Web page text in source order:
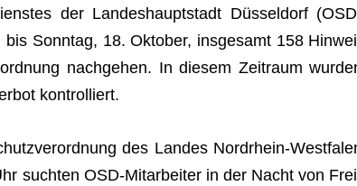
der Lan­des­haupt­stadt Düs­sel­dorf
Sonn­tag, 18. Okto­ber, ins­ge­samt 158
nach­ge­hen. In die­sem Zeit­raum
kontrolliert.
des Lan­des Nord­rhein-
such­ten OSD-Mit­ar­bei­ter in der Nacht von